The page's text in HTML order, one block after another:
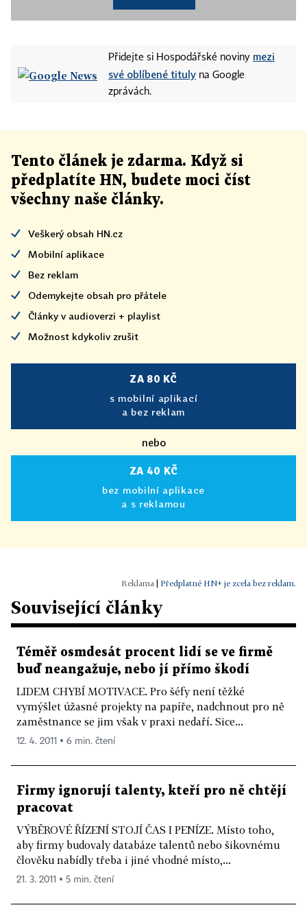
Přidejte si Hospodářské noviny mezi
své oblíbené tituly na Google
zprávách.
Tento článek je zdarma. Když si
předplatíte HN, budete moci číst
všechny naše články.
Veškerý obsah HN.cz
Mobilní aplikace
Bez reklam
Odemykejte obsah pro přátele
Články v audioverzi + playlist
Možnost kdykoliv zrušit
ZA 80 KČ
s mobilní aplikací
a bez reklam
nebo
ZA 40 KČ
bez mobilní aplikace
a s reklamou
Předplatné HN+ je zcela bez reklam.
Související články
Téměř osmdesát procent lidí se ve firmě
buď neangažuje, nebo jí přímo škodí
LIDEM CHYBÍ MOTIVACE. Pro šéfy není těžké
vymýšlet úžasné projekty na papíře, nadchnout pro ně
zaměstnance se jim však v praxi nedaří. Sice...
12. 4. 2011 ▪ 6 min. čtení
Firmy ignorují talenty, kteří pro ně chtějí
pracovat
VÝBĚROVÉ ŘÍZENÍ STOJÍ ČAS I PENÍZE. Místo toho,
aby firmy budovaly databáze talentů nebo šikovnému
člověku nabídly třeba i jiné vhodné místo,...
21. 3. 2011 ▪ 5 min. čtení